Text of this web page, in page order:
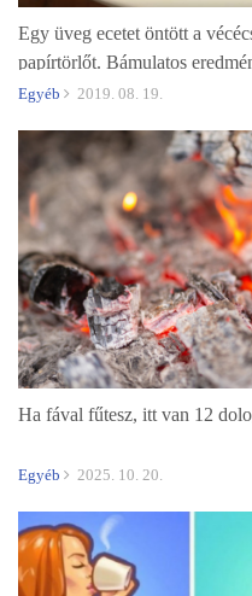
Egy üveg ecetet öntött a
papírtörlőt. Bámulatos
Egyéb 2019. 08. 19.
Ha fával fűtesz, itt van 12
Egyéb 2025. 10. 20.